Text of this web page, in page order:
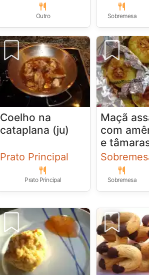
Outro Sobremesa
Coelho na
cataplana (ju)
Prato Principal
Prato Principal
Maçã
com
e
Sobremesa